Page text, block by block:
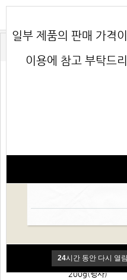
24시간 동안 다시 열
일부 제품의 판매 가격
이용에 참고 부탁드
☆ 한끼의 품격 치킨
한품-왕갈비맛치킨
(한품)후라이드치킨
200g(행사)